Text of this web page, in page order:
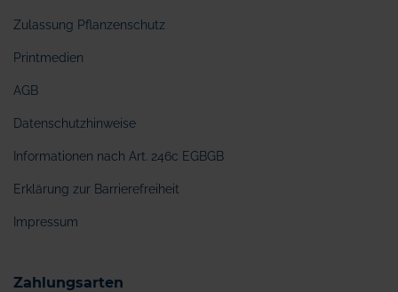
Zulassung Pflanzenschutz
Printmedien
AGB
Datenschutzhinweise
Informationen nach Art. 246c EGBGB
Erklärung zur Barrierefreiheit
Impressum
Zahlungsarten